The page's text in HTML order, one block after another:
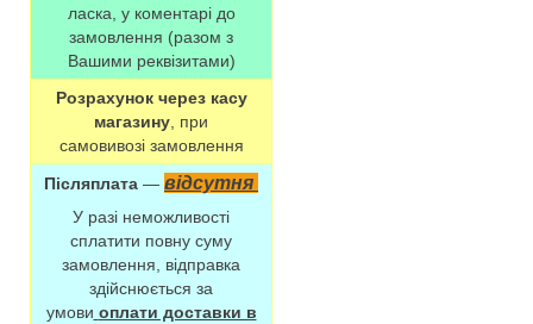
ласка, у коментарі до
замовлення (разом з
Вашими реквізитами)
Розрахунок через касу
магазину , при
самовивозі замовлення
Післяплата — відсутня
У разі неможливості
сплатити повну суму
замовлення, відправка
здійснюється за
умови оплати доставки в